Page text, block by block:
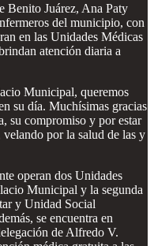
Juárez, Ana Paty
del municipio, con
en las Unidades Médicas
atención diaria a
Municipal, queremos
su día. Muchísimas gracias
su compromiso y por estar
por la salud de las y
operan dos Unidades
Municipal y la segunda
y Unidad Social
se encuentra en
de Alfredo V.